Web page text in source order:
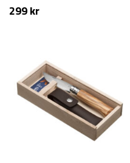
299kr